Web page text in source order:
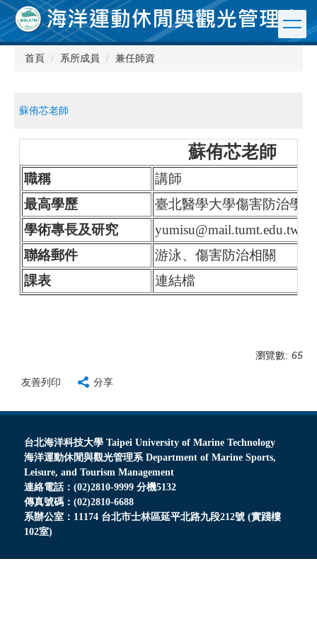
跳
到
主
首頁 系所成員 兼任師資
蘇侑芯老師
蘇侑芯老師
職稱
講師
最高學歷
臺北醫學大學傷害防治學
學術專長及研究
yumisu@mail.tumt.edu.tw
聯絡郵件
游泳、傷害防治相關
課表
連結檔
瀏覽數: 65
友善列印 分享
台北海洋科技大學 Taipei University of Marine Technology
海洋運動休閒與觀光管理系 Department of Marine Sports,
Leisure, and Tourism Management
連絡電話：(02)2810-9999 分機5132
傳真號碼：(02)2810-6688
系辦公室：11174 台北市士林區延平北路九段212號 (實踐樓
102室)